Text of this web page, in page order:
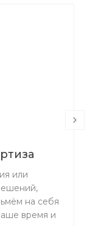
или
на себя
время и